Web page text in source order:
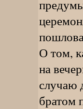
О том,
на
случаю
братом